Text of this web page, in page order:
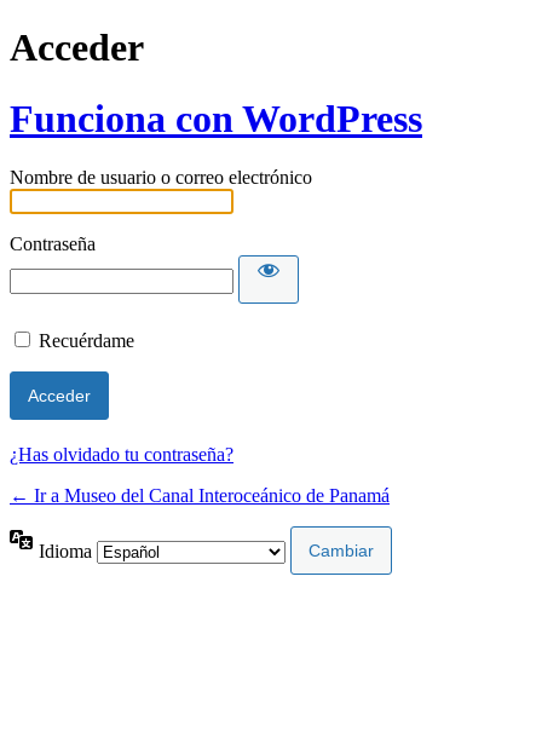
Acceder
Funciona con WordPress
Nombre de usuario o correo electrónico
Contraseña
Recuérdame
¿Has olvidado tu contraseña?
← Ir a Museo del Canal Interoceánico de Panamá
Idioma